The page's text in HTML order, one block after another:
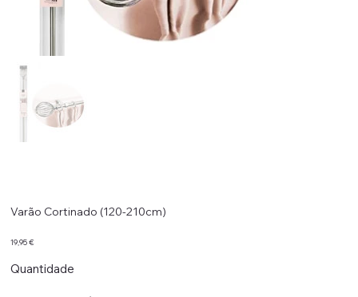
Varão Cortinado (120-210cm)
Preço
19,95 €
Quantidade